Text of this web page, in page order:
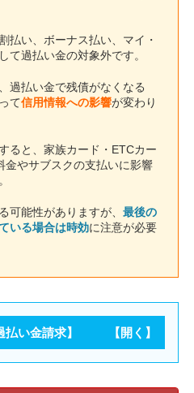
払い、ボーナス払い、マイ・
て過払い金の対象外です。
過払い金で残債がなくなる
て信用情報への影響が変わり
ると、家族カード・ETCカー
金やサブスクの支払いに影響
可能性がありますが、 最後の
いる場合は時効に注意が必要
い金請求】